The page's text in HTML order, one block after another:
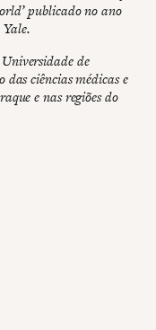
publicado no ano
de
das ciências médicas e
e nas regiões do